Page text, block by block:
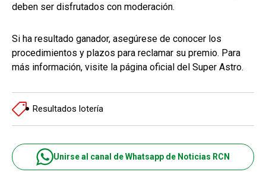
deben ser disfrutados con moderación.
Si ha resultado ganador, asegúrese de conocer los
procedimientos y plazos para reclamar su premio. Para
más información, visite la página oficial del Super Astro.
Resultados lotería
Unirse al canal de Whatsapp de Noticias RCN